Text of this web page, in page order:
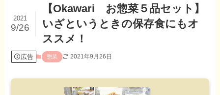
【Okawari お惣菜５品セット】
いざというときの保存食にもオ
ススメ！
2021
9/26
広告 惣菜 2021年9月26日